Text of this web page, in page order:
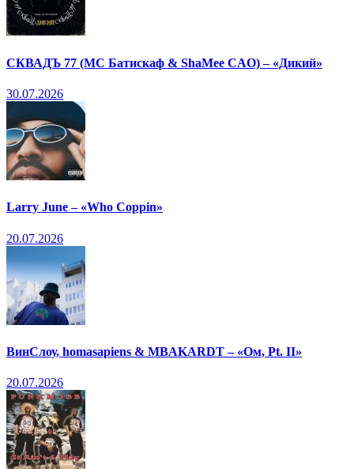
СКВАДЪ 77 (МС Батискаф & ShaMee CAO) – «Дикий»
30.07.2026
Larry June – «Who Coppin»
20.07.2026
ВинСлоу, homasapiens & MBAKARDT – «Ом, Pt. II»
20.07.2026